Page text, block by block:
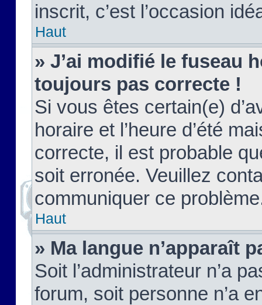
inscrit, c’est l’occasion
Haut
» J’ai modifié le fuseau
toujours pas correcte !
Si vous êtes certain(e)
horaire et l’heure d’été
correcte, il est probable
soit erronée. Veuillez
communiquer ce
Haut
» Ma langue n’apparaît
Soit l’administrateur n’a
forum, soit personne n’a